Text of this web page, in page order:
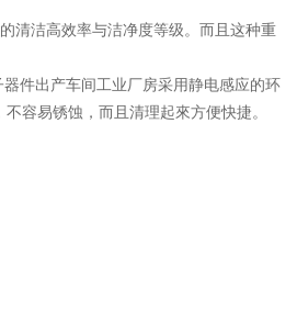
清洁高效率与洁净度等级。而且这种重
件出产车间工业厂房采用静电感应的环
容易锈蚀，而且清理起來方便快捷。